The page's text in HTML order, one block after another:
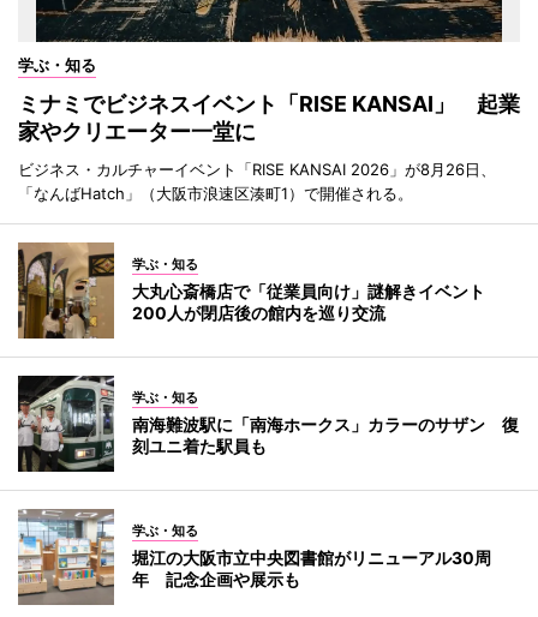
学ぶ・知る
ミナミでビジネスイベント「RISE KANSAI」 起業
家やクリエーター一堂に
ビジネス・カルチャーイベント「RISE KANSAI 2026」が8月26日、
「なんばHatch」（大阪市浪速区湊町1）で開催される。
学ぶ・知る
大丸心斎橋店で「従業員向け」謎解きイベント
200人が閉店後の館内を巡り交流
学ぶ・知る
南海難波駅に「南海ホークス」カラーのサザン 復
刻ユニ着た駅員も
学ぶ・知る
堀江の大阪市立中央図書館がリニューアル30周
年 記念企画や展示も